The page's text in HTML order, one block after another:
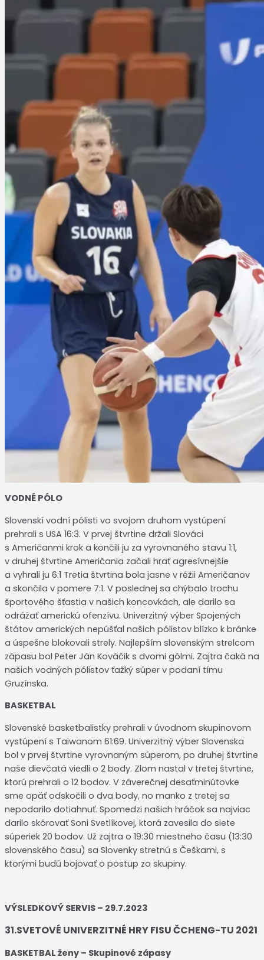
VODNÉ PÓLO
Slovenskí vodní pólisti vo svojom druhom vystúpení
prehrali s USA 16:3. V prvej štvrtine držali Slováci
s Američanmi krok a končili ju za vyrovnaného stavu 1:1,
v druhej štvrtine Američania začali hrať agresívnejšie
a vyhrali ju 6:1 Tretia štvrtina bola jasne v réžii Američanov
a skončila v pomere 7:1. V poslednej sa chýbalo trochu
športového šťastia v našich koncovkách, ale darilo sa
odrážať americkú ofenzívu. Univerzitný výber Spojených
štátov amerických nepúšťal našich pólistov blízko k bránke
a úspešne blokovali strely. Najlepším slovenským strelcom
zápasu bol Peter Ján Kováčik s dvomi gólmi. Zajtra čaká na
našich vodných pólistov ťažký súper v podaní tímu
Gruzínska.
BASKETBAL
Slovenské basketbalistky prehrali v úvodnom skupinovom
vystúpení s Taiwanom 61:69. Univerzitný výber Slovenska
bol v prvej štvrtine vyrovnaným súperom, po druhej štvrtine
naše dievčatá viedli o 2 body. Zlom nastal v tretej štvrtine,
ktorú prehrali o 12 bodov. V záverečnej desaťminútovke
sme opäť odskočili o dva body, no manko z tretej sa
nepodarilo dotiahnuť. Spomedzi našich hráčok sa najviac
darilo skórovať Soni Svetlíkovej, ktorá zavesila do siete
súperiek 20 bodov. Už zajtra o 19:30 miestneho času (13:30
slovenského času) sa Slovenky stretnú s Češkami, s
ktorými budú bojovať o postup zo skupiny.
VÝSLEDKOVÝ SERVIS – 29.7.2023
31.SVETOVÉ UNIVERZITNÉ HRY FISU ČCHENG-TU 2021
BASKETBAL ženy – Skupinové zápasy